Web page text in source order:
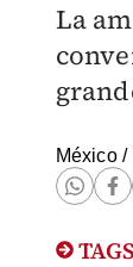
La
México/